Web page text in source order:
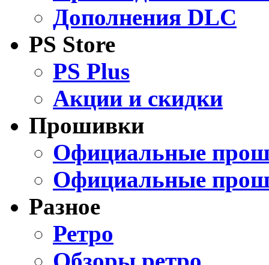
Дополнения DLC
PS Store
PS Plus
Акции и скидки
Прошивки
Официальные
Официальные
Разное
Ретро